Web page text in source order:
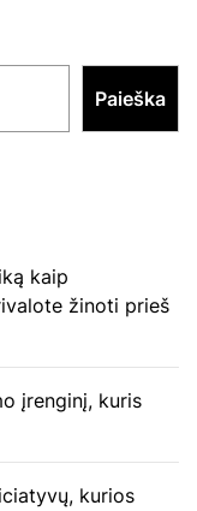
Paieška
kaip
žinoti prieš
įrenginį, kuris
kurios